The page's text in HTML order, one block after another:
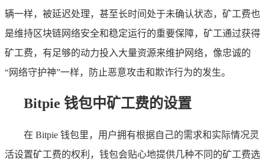
辆一样，被延迟处理，甚至长时间处于未确认状态，矿工费也
是维持区块链网络安全和稳定运行的重要保障，矿工通过获得
矿工费，有足够的动力投入大量资源来维护网络，像忠诚的
“网络守护神”一样，防止恶意攻击和欺诈行为的发生。
Bitpie 钱包中矿工费的设置
在 Bitpie 钱包里，用户拥有根据自己的需求和实际情况灵
活设置矿工费的权利，钱包会贴心地提供几种不同的矿工费选